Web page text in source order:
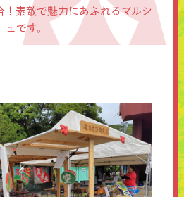
！素敵で魅力にあふれるマルシ
ェです。